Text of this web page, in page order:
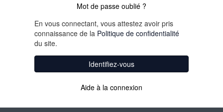
Mot de passe oublié ?
En vous connectant, vous attestez avoir pris
connaissance de la Politique de confidentialité
du site.
Identifiez-vous
Aide à la connexion